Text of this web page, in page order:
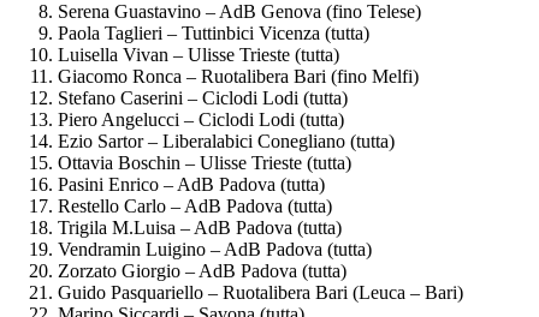
Serena Guastavino – AdB Genova (fino Telese)
Paola Taglieri – Tuttinbici Vicenza (tutta)
Luisella Vivan – Ulisse Trieste (tutta)
Giacomo Ronca – Ruotalibera Bari (fino Melfi)
Stefano Caserini – Ciclodi Lodi (tutta)
Piero Angelucci – Ciclodi Lodi (tutta)
Ezio Sartor – Liberalabici Conegliano (tutta)
Ottavia Boschin – Ulisse Trieste (tutta)
Pasini Enrico – AdB Padova (tutta)
Restello Carlo – AdB Padova (tutta)
Trigila M.Luisa – AdB Padova (tutta)
Vendramin Luigino – AdB Padova (tutta)
Zorzato Giorgio – AdB Padova (tutta)
Guido Pasquariello – Ruotalibera Bari (Leuca – Bari)